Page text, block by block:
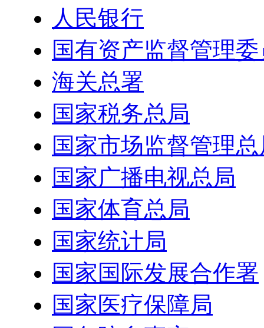
人民银行
国有资产监督管理
海关总署
国家税务总局
国家市场监督管理
国家广播电视总局
国家体育总局
国家统计局
国家国际发展合作署
国家医疗保障局